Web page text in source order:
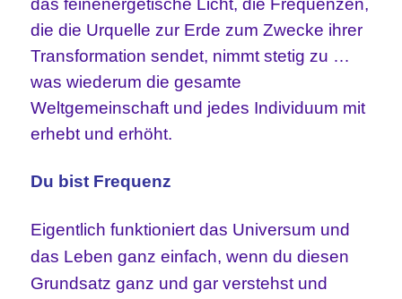
das feinenergetische Licht, die Frequenzen,
die die Urquelle zur Erde zum Zwecke ihrer
Transformation sendet, nimmt stetig zu …
was wiederum die gesamte
Weltgemeinschaft und jedes Individuum mit
erhebt und erhöht.
Du bist Frequenz
Eigentlich funktioniert das Universum und
das Leben ganz einfach, wenn du diesen
Grundsatz ganz und gar verstehst und